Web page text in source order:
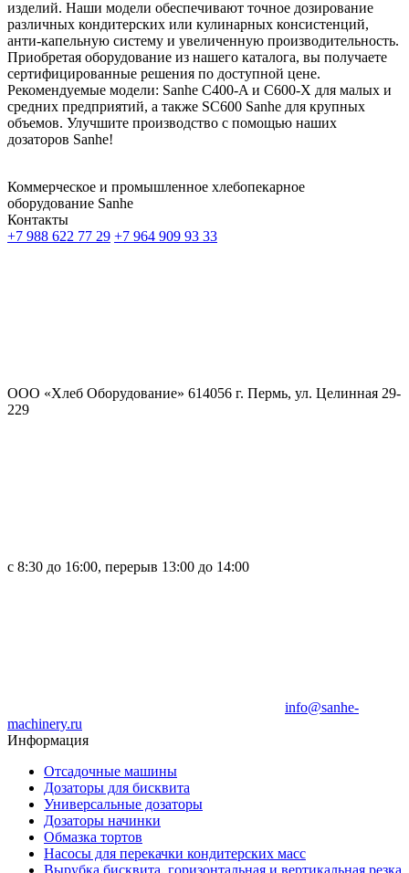
изделий. Наши модели обеспечивают точное дозирование
различных кондитерских или кулинарных консистенций,
анти-капельную систему и увеличенную производительность.
Приобретая оборудование из нашего каталога, вы получаете
сертифицированные решения по доступной цене.
Рекомендуемые модели: Sanhe C400-A и C600-X для малых и
средних предприятий, а также SC600 Sanhe для крупных
объемов. Улучшите производство с помощью наших
дозаторов Sanhe!
Коммерческое и промышленное хлебопекарное
оборудование Sanhe
Контакты
+7 988 622 77 29 +7 964 909 93 33
ООО «Хлеб Оборудование» 614056 г. Пермь, ул. Целинная 29-
229
с 8:30 до 16:00, перерыв 13:00 до 14:00
info@sanhe-
machinery.ru
Информация
Отсадочные машины
Дозаторы для бисквита
Универсальные дозаторы
Дозаторы начинки
Обмазка тортов
Насосы для перекачки кондитерских масс
Вырубка бисквита, горизонтальная и вертикальная резка